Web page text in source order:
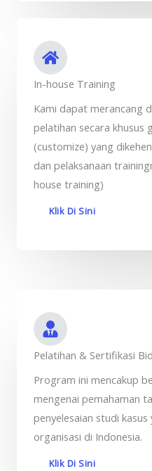
In-house Training
Kami dapat merancang
pelatihan secara khusus
(customize) yang
dan pelaksanaan
house training)
Klik Di Sini
Pelatihan & Sertifikasi
Program ini mencakup
mengenai pemahaman
penyelesaian studi
organisasi di Indonesia.
Klik Di Sini